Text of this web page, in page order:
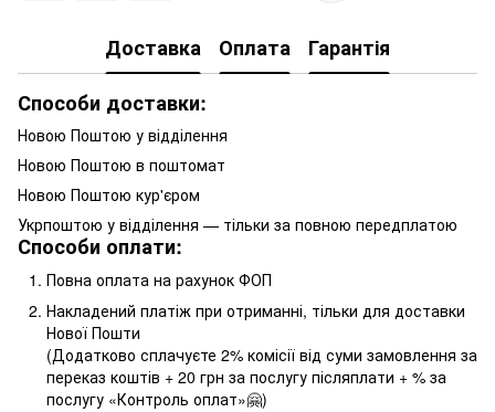
Доставка Оплата
Гарантія
Способи доставки:
Новою Поштою у відділення
Новою Поштою в поштомат
Новою Поштою кур'єром
Укрпоштою у відділення — тільки за повною передплатою
Способи оплати:
Повна оплата на рахунок ФОП
Накладений платіж при отриманні, тільки для доставки
Нової Пошти
(Додатково сплачуєте 2% комісії від суми замовлення за
переказ коштів + 20 грн за послугу післяплати + % за
послугу «Контроль оплат»🤗)